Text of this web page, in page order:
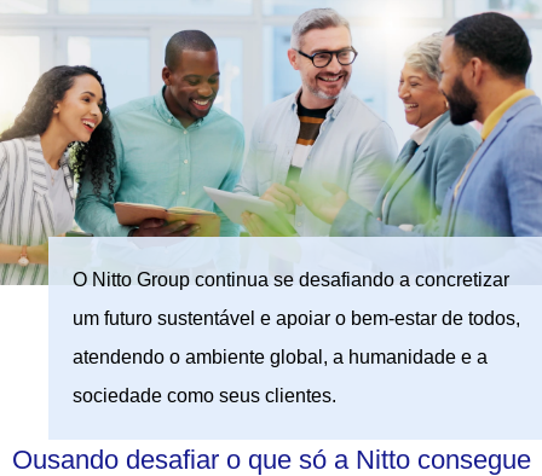
O Nitto Group continua se desafiando a concretizar
um futuro sustentável e apoiar o bem-estar de todos,
atendendo o ambiente global, a humanidade e a
sociedade como seus clientes.
Ousando desafiar o que só a Nitto consegue